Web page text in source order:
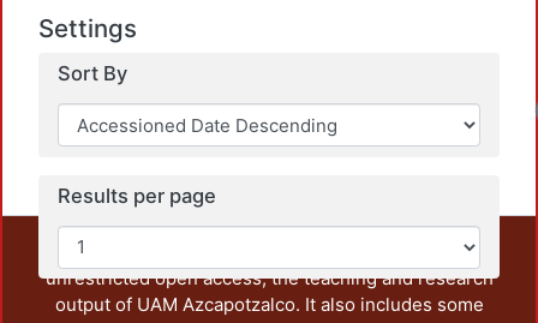
Settings
Sort By
Results per page
This repository preserves and disseminates, in
unrestricted open access, the teaching and research
output of UAM Azcapotzalco. It also includes some